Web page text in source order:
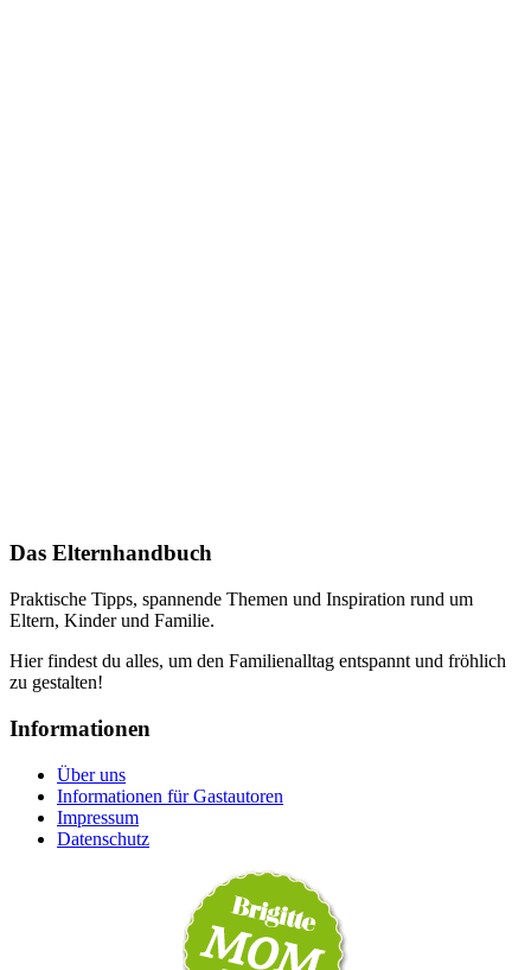
Das Elternhandbuch
Praktische Tipps, spannende Themen und Inspiration rund um
Eltern, Kinder und Familie.
Hier findest du alles, um den Familienalltag entspannt und fröhlich
zu gestalten!
Informationen
Über uns
Informationen für Gastautoren
Impressum
Datenschutz